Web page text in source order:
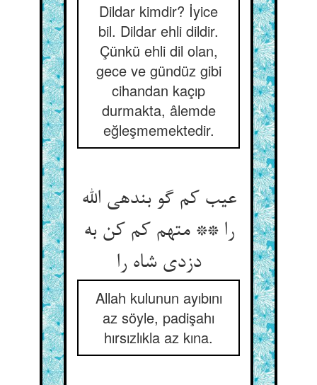
Dildar kimdir? İyice
bil. Dildar ehli dildir.
Çünkü ehli dil olan,
gece ve gündüz gibi
cihandan kaçıp
durmakta, âlemde
eğleşmemektedir.
عیب کم گو بنده‏ی الله
را ** متهم کم کن به
دزدی شاه را
Allah kulunun ayıbını
az söyle, padişahı
hırsızlıkla az kına.